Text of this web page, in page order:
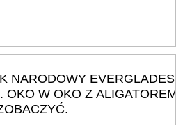
NARODOWY EVERGLADES -
OKO W OKO Z ALIGATOREM,